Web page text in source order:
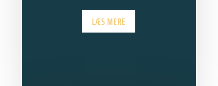
LÆS MERE